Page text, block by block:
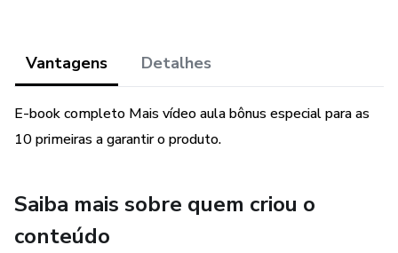
Vantagens Detalhes
E-book completo Mais vídeo aula bônus especial para as
10 primeiras a garantir o produto.
Saiba mais sobre quem criou o
conteúdo